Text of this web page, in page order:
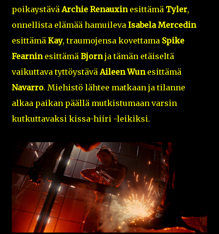
poikaystävä Archie Renauxin esittämä Tyler,
onnellista elämää hamuileva Isabela Mercedin
esittämä Kay, traumojensa kovettama Spike
Fearnin esittämä Bjornja tämän etäiseltä
vaikuttava tyttöystävä Aileen Wun esittämä
Navarro. Miehistö lähtee matkaan ja tilanne
alkaa paikan päällä mutkistumaan varsin
kutkuttavaksi kissa-hiiri -leikiksi.